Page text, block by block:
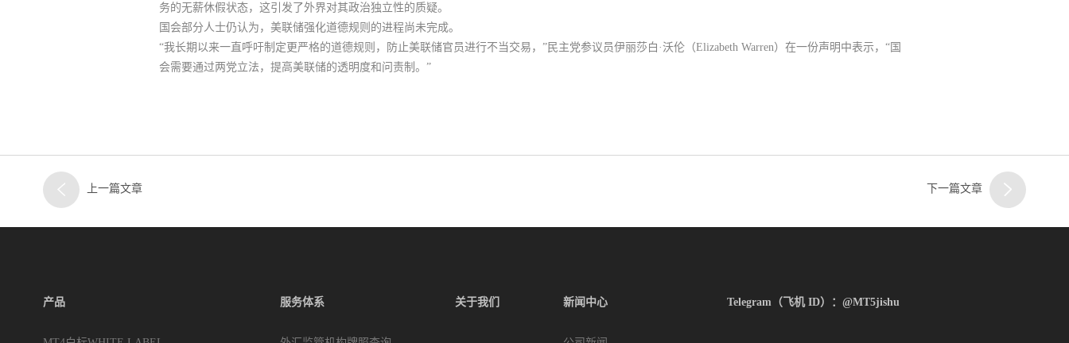
务的无薪休假状态，这引发了外界对其政治独立性的质疑。
国会部分人士仍认为，美联储强化道德规则的进程尚未完成。
“我长期以来一直呼吁制定更严格的道德规则，防止美联储官员进行不当交易，”民主党参议员伊丽莎白·沃伦（Elizabeth Warren）在一份声明中表示，“国
会需要通过两党立法，提高美联储的透明度和问责制。”
上一篇文章 下一篇文章
产品 服务体系 关于我们 新闻中心 Telegram（飞机 ID）：@MT5jishu